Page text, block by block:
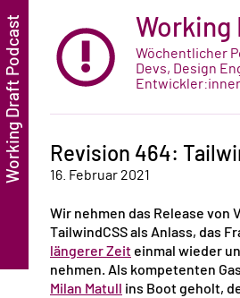
Working
Wöchentlicher
Devs, Design
Revision 464:
16. Februar 2021
Wir nehmen das Release von
TailwindCSS als Anlass, das
längerer Zeit einmal wieder
nehmen. Als kompetenten
Milan Matull
ins Boot geholt,